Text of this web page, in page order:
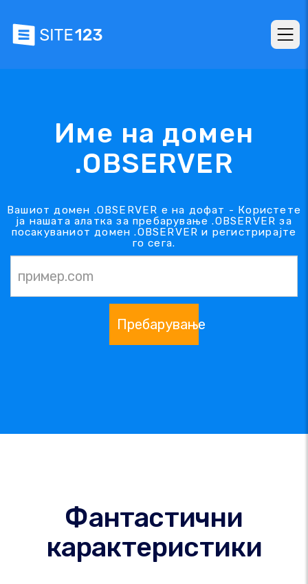
Име на домен
.OBSERVER
Вашиот домен .OBSERVER е на дофат - Користете
ја нашата алатка за пребарување .OBSERVER за
посакуваниот домен .OBSERVER и регистрирајте
го сега.
Пребарување
Фантастични
карактеристики